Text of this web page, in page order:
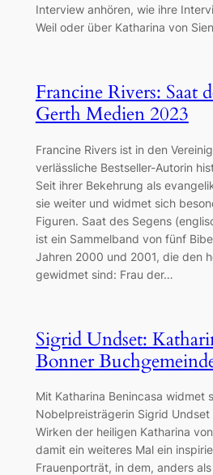
Interview anhören, wie ihre
Weil oder über Katharina von
Francine Rivers: Saat
Gerth Medien 2023
Francine Rivers ist in den
verlässliche Bestseller-Autorin
Seit ihrer Bekehrung als
sie weiter und widmet sich
Figuren. Saat des Segens
ist ein Sammelband von fünf
Jahren 2000 und 2001, die den
gewidmet sind: Frau der…
Sigrid Undset:
Bonner
Mit Katharina Benincasa widmet
Nobelpreisträgerin Sigrid
Wirken der heiligen Katharina
damit ein weiteres Mal ein
Frauenporträt, in dem, anders